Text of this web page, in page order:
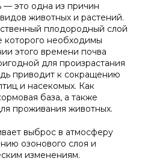
— это одна из причин
животных и растений.
плодородный слой
которого необходимы
этого времени почва
для произрастания
приводит к сокращению
и насекомых. Как
база, а также
проживания животных.
выброс в атмосферу
озонового слоя и
изменениям.